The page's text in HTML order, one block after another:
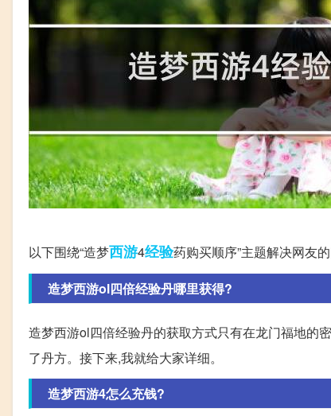
以下围绕“造梦西游4经验药购买顺序”主题解决网友
造梦西游ol四倍经验丹哪里获得?
造梦西游ol四倍经验丹的获取方式只有在龙门福地的
了丹方。接下来,我就给大家详细。
造梦西游4怎么充钱?